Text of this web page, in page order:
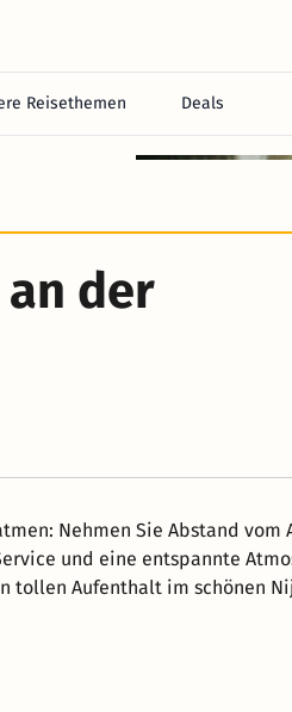
Reisethemen Deals
der
Nehmen Sie Abstand vom
und eine entspannte
tollen Aufenthalt im schönen